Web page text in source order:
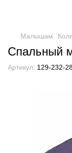
Малышам
Спальный
Артикул: 129-232-